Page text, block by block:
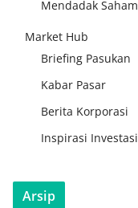
Mendadak Saham
Market Hub
Briefing Pasukan
Kabar Pasar
Berita Korporasi
Inspirasi Investasi
Arsip